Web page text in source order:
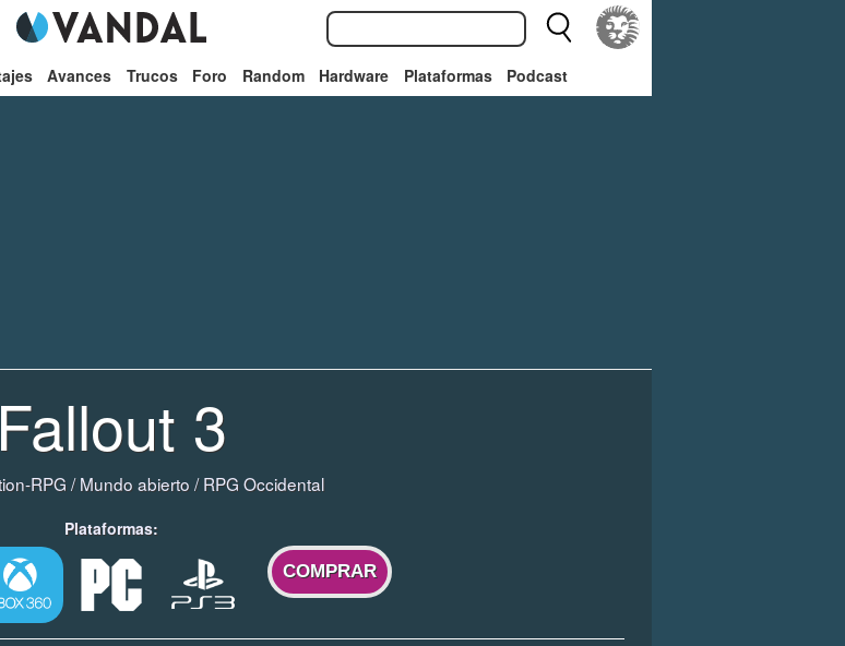
Avances Trucos Foro Random Hardware Plataformas Podcast
Fallout 3
RPG /Mundo abierto /RPG Occidental
Plataformas:
COMPRAR